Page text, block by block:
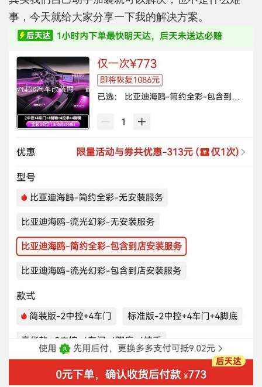
事，今天就给大家分享一下我的解决方案。